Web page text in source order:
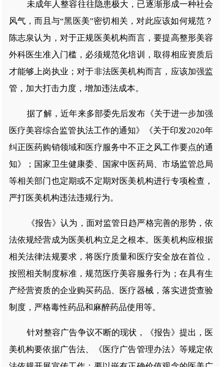
未成年人整容往往隐患极大，已逐渐形成一种社会
风气，而且与“黑医美”密切相关，对此应该如何规范？
陈志泉认为，对于正规医美机构而言，要提高整形美容
外科医生准入门槛，必须规范化培训，取得相应资质后
才能够上岗执业；对于非法医美机构而言，应该加强监
管，加大打击力度，增加违法成本。
据了解，近年来多部委先后发布《关于进一步加强
医疗美容综合监管执法工作的通知》《关于印发2020年
纠正医药购销领域和医疗服务中不正之风工作要点的通
知》；国家卫生健康委、国家中医药局、市场监管总局
等相关部门也定期或不定期对医美机构进行专项检查，
严打医美机构违法违规行为。
《报告》认为，面对监管日趋严格完善的形势，依
法依规经营成为医美机构立足之根本。医美机构应根据
相关法律法规要求，将医疗质量和医疗安全放在首位，
按照相关制度标准，规范医疗美容服务行为；在具有生
产经营资质的企业购买药品、医疗器械，落实进货查验
制度，严格毒性药品和麻醉药品使用等。
针对整容广告争议不断的现状，《报告》提出，医
美机构要依据广告法、《医疗广告管理办法》等规定依